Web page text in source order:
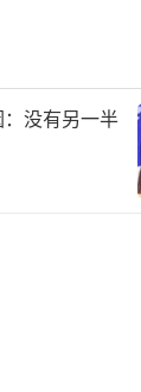
：李劲 CK005）
没有另一半